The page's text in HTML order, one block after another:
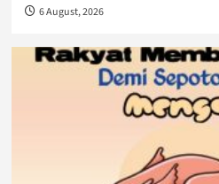
6 August, 2026